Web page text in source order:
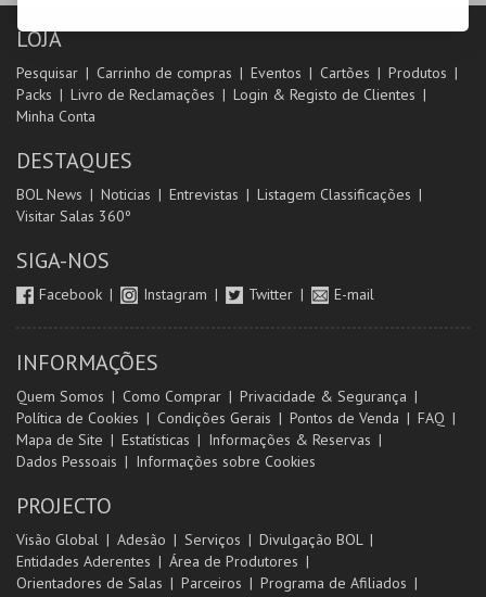
LOJA
Pesquisar Carrinho de compras Eventos Cartões
Produtos
Packs
Livro de Reclamações
Login & Registo de Clientes
Minha Conta
DESTAQUES
BOL News Noticias Entrevistas
Listagem Classificações
Visitar Salas 360º
SIGA-NOS
Facebook Instagram Twitter E-mail
INFORMAÇÕES
Quem Somos Como Comprar
Privacidade & Segurança
Política de Cookies
Condições Gerais Pontos de Venda
FAQ
Mapa de Site
Estatísticas
Informações & Reservas
Dados Pessoais
Informações sobre Cookies
PROJECTO
Visão Global Adesão Serviços
Divulgação BOL
Entidades Aderentes
Área de Produtores
Orientadores de Salas
Parceiros
Programa de Afiliados